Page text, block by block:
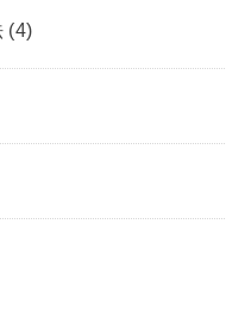
(4)